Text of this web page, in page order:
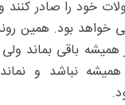
خود را صادر کنند و
خواهد بود. همین
همیشه باقی بماند
همیشه نباشد و